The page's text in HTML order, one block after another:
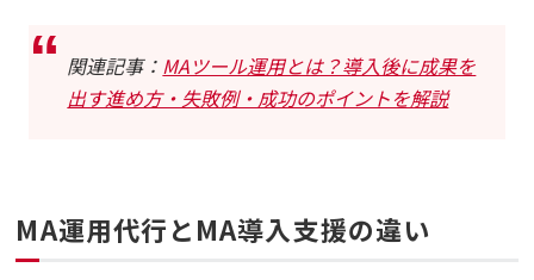
関連記事： MAツール運用とは？導入後に成果を
出す進め方・失敗例・成功のポイントを解説
MA運用代行とMA導入支援の違い